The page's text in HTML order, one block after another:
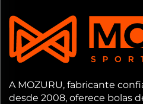
A MOZURU, fabricante
desde 2008, oferece bolas